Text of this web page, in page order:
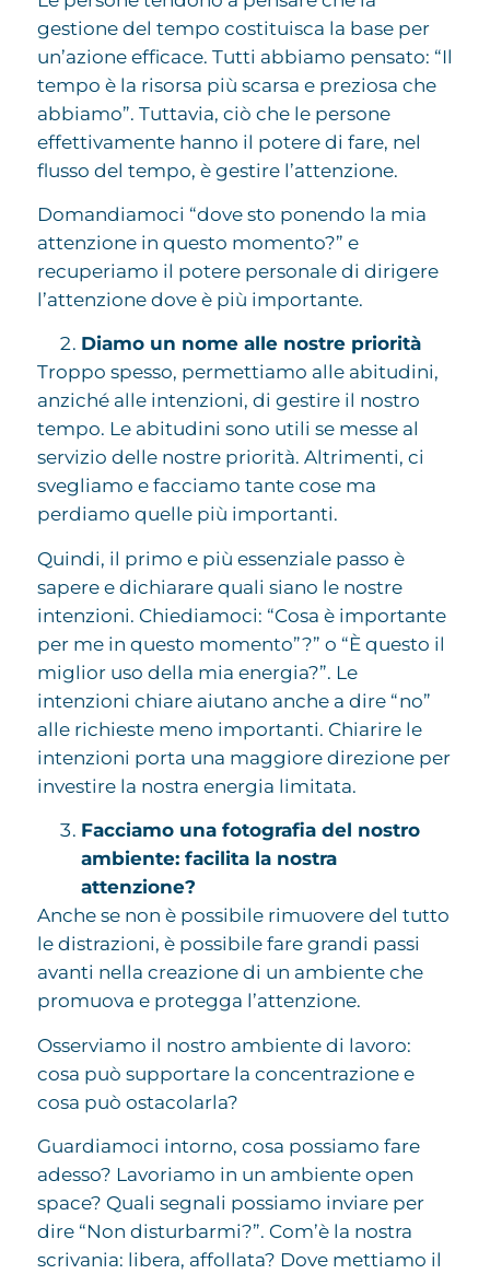
gestione del tempo costituisca la base per
un’azione efficace. Tutti abbiamo pensato: “Il
tempo è la risorsa più scarsa e preziosa che
abbiamo”. Tuttavia, ciò che le persone
effettivamente hanno il potere di fare, nel
flusso del tempo, è gestire l’attenzione.
Domandiamoci “dove sto ponendo la mia
attenzione in questo momento?” e
recuperiamo il potere personale di dirigere
l’attenzione dove è più importante.
Diamo un nome alle nostre priorità
Troppo spesso, permettiamo alle abitudini,
anziché alle intenzioni, di gestire il nostro
tempo. Le abitudini sono utili se messe al
servizio delle nostre priorità. Altrimenti, ci
svegliamo e facciamo tante cose ma
perdiamo quelle più importanti.
Quindi, il primo e più essenziale passo è
sapere e dichiarare quali siano le nostre
intenzioni. Chiediamoci: “Cosa è importante
per me in questo momento”?” o “È questo il
miglior uso della mia energia?”. Le
intenzioni chiare aiutano anche a dire “no”
alle richieste meno importanti. Chiarire le
intenzioni porta una maggiore direzione per
investire la nostra energia limitata.
Facciamo una fotografia del nostro
ambiente: facilita la nostra
attenzione?
Anche se non è possibile rimuovere del tutto
le distrazioni, è possibile fare grandi passi
avanti nella creazione di un ambiente che
promuova e protegga l’attenzione.
Osserviamo il nostro ambiente di lavoro:
cosa può supportare la concentrazione e
cosa può ostacolarla?
Guardiamoci intorno, cosa possiamo fare
adesso? Lavoriamo in un ambiente open
space? Quali segnali possiamo inviare per
dire “Non disturbarmi?”. Com’è la nostra
scrivania: libera, affollata? Dove mettiamo il